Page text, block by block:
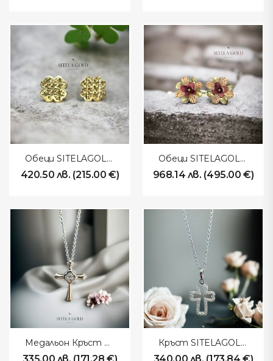
Обеци SITELAGOLD 251207
420.50 лв. (215.00€)
Обеци SITELAGOLD 251205
968.14 лв. (495.00€)
Медальон Кръст SITELAGOLD 251204 Кръст SITELAGOLD 251203